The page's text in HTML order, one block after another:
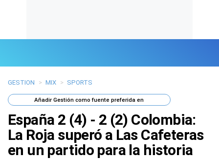
Últimas Noticias
Mi Bolsillo
Respuestas
Gente
GESTION > MIX > SPORTS
AñadirGestión como fuente preferida en
España 2 (4) - 2 (2) Colombia:
La Roja superó a Las Cafeteras
en un partido para la historia